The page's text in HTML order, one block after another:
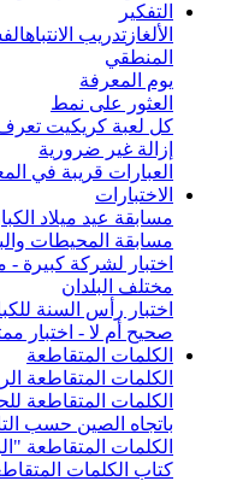
التفكير
الألغاز تدريب الانتباه
المنطقي
يوم المعرفة
العثور على نمط
كل لعبة كريكيت
إزالة غير ضرورية
العبارات قريبة في
الاختبارات
مسابقة عيد ميلاد
مسابقة المحيطات
اختبار لشركة كبيرة
مختلف البلدان
اختبار رأس السنة
صحيح أم لا - اختبار
الكلمات المتقاطعة
الكلمات المتقاطعة
الكلمات المتقاطعة
باتجاه الصين حسب
الكلمات المتقاطعة
كتاب الكلمات